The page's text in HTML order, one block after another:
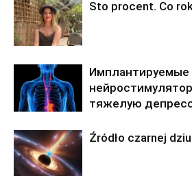
Sto procent. Co
Имплантируемые
тяжелую
Źródło czarnej